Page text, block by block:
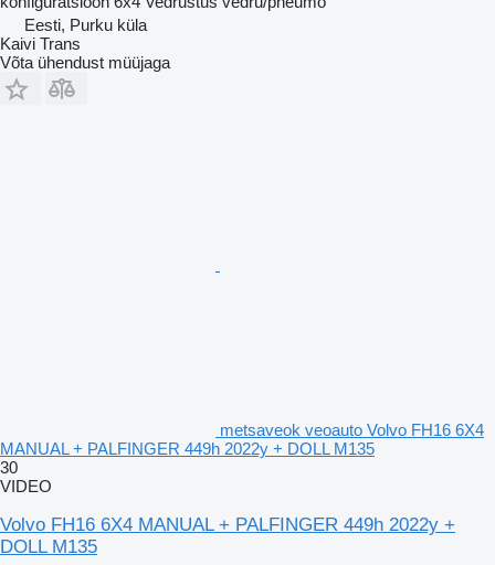
Eesti, Purku küla
Kaivi Trans
Võta ühendust müüjaga
metsaveok veoauto Volvo FH16 6X4
MANUAL + PALFINGER 449h 2022y + DOLL M135
30
VIDEO
Volvo FH16 6X4 MANUAL + PALFINGER 449h 2022y +
DOLL M135